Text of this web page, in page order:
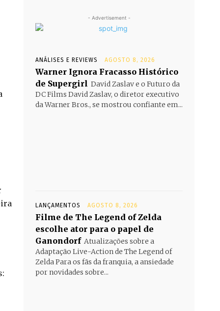
- Advertisement -
ANÁLISES E REVIEWS AGOSTO 8, 2026
Warner Ignora Fracasso Histórico
de Supergirl David Zaslav e o Futuro da
DC Films David Zaslav, o diretor executivo
da Warner Bros., se mostrou confiante em...
LANÇAMENTOS AGOSTO 8, 2026
Filme de The Legend of Zelda
escolhe ator para o papel de
Ganondorf Atualizações sobre a
Adaptação Live-Action de The Legend of
Zelda Para os fãs da franquia, a ansiedade
por novidades sobre...